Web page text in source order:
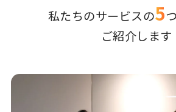
私たちのサービスの5
ご紹介します